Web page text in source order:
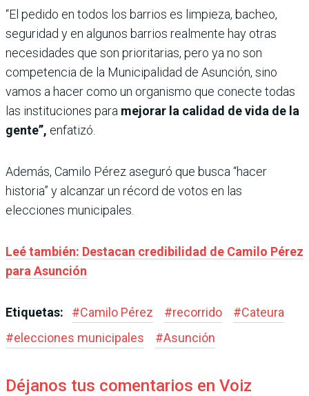
“El pedido en todos los barrios es limpieza, bacheo,
seguridad y en algunos barrios realmente hay otras
necesidades que son prioritarias, pero ya no son
competencia de la Municipalidad de Asunción, sino
vamos a hacer como un organismo que conecte todas
las instituciones para mejorar la calidad de vida de la
gente”, enfatizó.
Además, Camilo Pérez aseguró que busca “hacer
historia” y alcanzar un récord de votos en las
elecciones municipales.
Leé también: Destacan credibilidad de Camilo Pérez
para Asunción
Etiquetas: #Camilo Pérez #recorrido #Cateura
#elecciones municipales #Asunción
Déjanos tus comentarios en Voiz